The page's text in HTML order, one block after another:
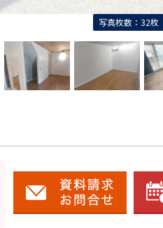
写真枚数：32枚